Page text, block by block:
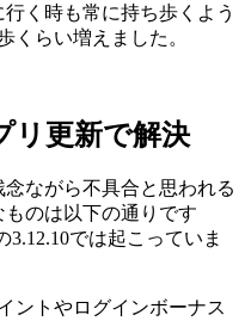
く時も常に持ち歩くよう
くらい増えました。
更新で解決
ながら不具合と思われる
のは以下の通りです
3.12.10では起こっていま
ントやログインボーナス